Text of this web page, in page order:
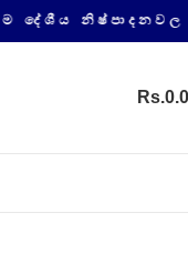
නිෂ්පාදනවල
Rs.